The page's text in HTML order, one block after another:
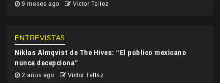
9 meses ago Victor Tellez
ENTREVISTAS
Niklas Almqvist de The Hives: “El público mexicano
nunca decepciona”
2 años ago Victor Tellez